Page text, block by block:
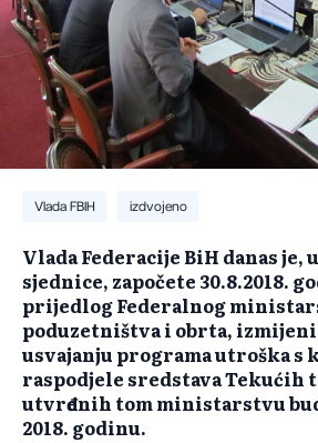
Vlada FBIH izdvojeno
Vlada Federacije BiH danas je,
sjednice, započete 30.8.2018.
prijedlog Federalnog
poduzetništva i obrta,
usvajanju programa utroška
raspodjele sredstava Tekućih
utvrđenih tom ministarstvu
2018. godinu.